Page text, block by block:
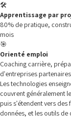
🛠️
Apprentissage par
80% de pratique,
mois
🎯
Orienté emploi
Coaching carrière,
d'entreprises partenaires
Les technologies
couvrent généralement
puis s'étendent vers
données, et les outils